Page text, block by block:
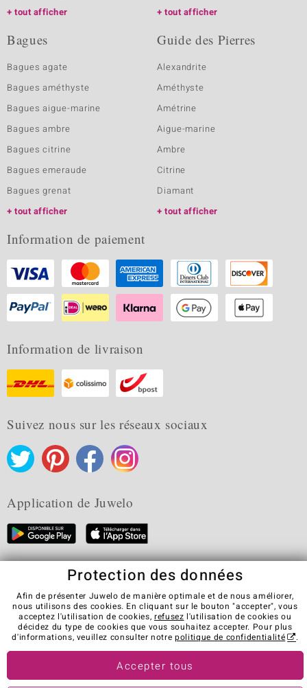
tout afficher
tout afficher
Bagues
Bagues agate
Bagues améthyste
Bagues aigue-marine
Bagues ambre
Bagues citrine
Bagues emeraude
Bagues grenat
tout afficher
Guide des Pierres
Alexandrite
Améthyste
Amétrine
Aigue-marine
Ambre
Citrine
Diamant
tout afficher
Information de paiement
Information de livraison
Suivez nous sur les réseaux sociaux
Application de Juwelo
CGV Protection des données
Cookies
Mentions légales
Contact
Révocation du contrat
Visit our stores in other countries:
© Juwelo Deutschland GmbH (une société de elumeo SE)
Protection des données
Afin de présenter Juwelo de manière optimale et de nous améliorer,
nous utilisons des cookies. En cliquant sur le bouton "accepter", vous
acceptez l'utilisation de cookies, refusez l'utilisation de cookies ou
décidez du type de cookies que vous souhaitez accepter. Pour plus
d'informations, veuillez consulter notrepolitique de confidentialité .
Accepter tous